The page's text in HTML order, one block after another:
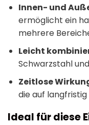
Innen- und
ermöglicht ein
mehrere
Leicht
Schwarzstahl
Zeitlose
die auf langfristig
Ideal für diese